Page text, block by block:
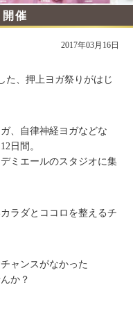
催
2017年03月16日
た、押上ヨガ祭りがはじ
、自律神経ヨガなどな
日間。
ミエールのスタジオに集
ラダとココロを整えるチ
ャンスがなかった
か？